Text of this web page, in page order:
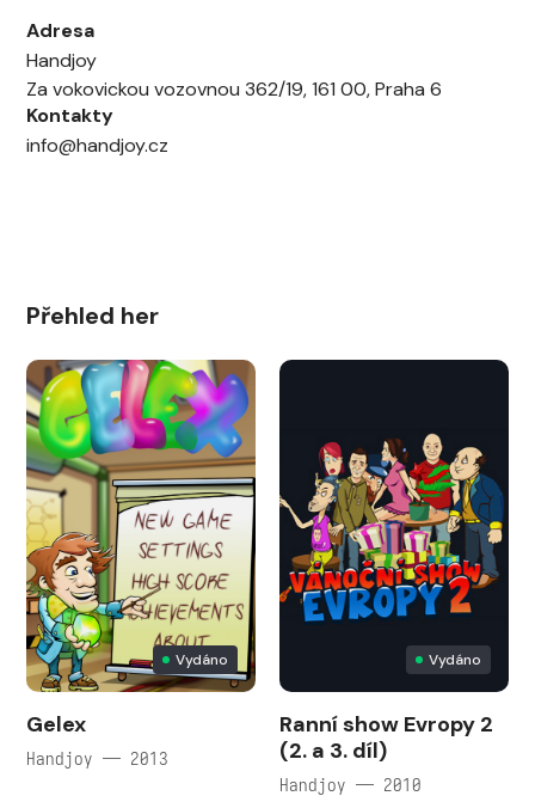
Adresa
Handjoy
Za vokovickou vozovnou 362/19, 161 00, Praha 6
Kontakty
info@handjoy.cz
Přehled her
Vydáno
Gelex
Handjoy — 2013
Vydáno
Ranní show Evropy 2
(2. a 3. díl)
Handjoy — 2010